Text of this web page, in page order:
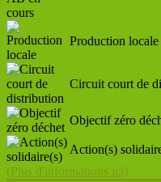
Production locale
Circuit court de
Objectif zéro
Action(s)
(Plus d'informations ici)